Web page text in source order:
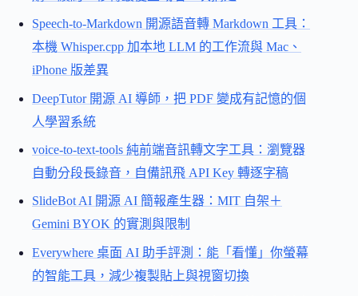
Speech-to-Markdown 開源語音轉 Markdown 工具：
本機 Whisper.cpp 加本地 LLM 的工作流與 Mac、
iPhone 版差異
DeepTutor 開源 AI 導師，把 PDF 變成有記憶的個
人學習系統
voice-to-text-tools 純前端音訊轉文字工具：瀏覽器
自動分段長錄音，自備訊飛 API Key 轉逐字稿
SlideBot AI 開源 AI 簡報產生器：MIT 自架＋
Gemini BYOK 的實測與限制
Everywhere 桌面 AI 助手評測：能「看懂」你螢幕
的智能工具，減少複製貼上與視窗切換